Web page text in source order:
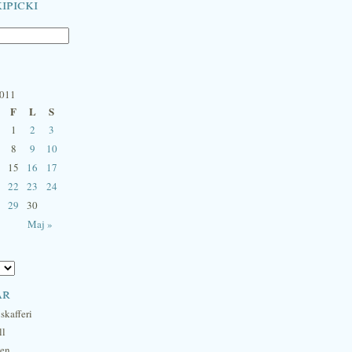
F L S
Maj »
1 2
3
8
9
10
15
16
17
22
23
24
29
30